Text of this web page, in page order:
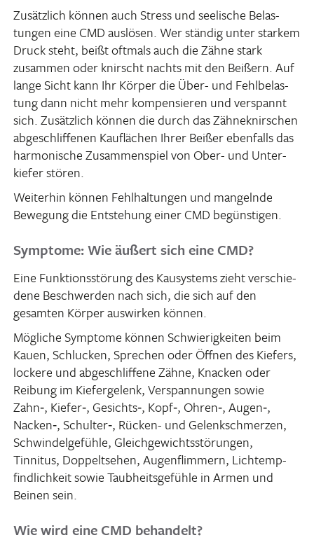
Zusätz­lich können auch Stress und seeli­sche Belas­
tungen eine CMD auslösen. Wer ständig unter starkem
Druck steht, beißt oftmals auch die Zähne stark
zusammen oder knirscht nachts mit den Beißern. Auf
lange Sicht kann Ihr Körper die Über- und Fehl­be­las­
tung dann nicht mehr kompen­sieren und verspannt
sich. Zusätz­lich können die durch das Zähne­knir­schen
abge­schlif­fenen Kauflä­chen Ihrer Beißer eben­falls das
harmo­ni­sche Zusam­men­spiel von Ober- und Unter­
kiefer stören.
Weiterhin können Fehl­hal­tungen und mangelnde
Bewe­gung die Entste­hung einer CMD begünstigen.
Symptome: Wie äußert sich eine CMD?
Eine Funk­ti­ons­stö­rung des Kausys­tems zieht verschie­
dene Beschwerden nach sich, die sich auf den
gesamten Körper auswirken können.
Mögliche Symptome können Schwie­rig­keiten beim
Kauen, Schlu­cken, Spre­chen oder Öffnen des Kiefers,
lockere und abge­schlif­fene Zähne, Knacken oder
Reibung im Kiefer­ge­lenk, Verspan­nungen sowie
Zahn‑, Kiefer‑, Gesichts‑, Kopf‑, Ohren‑, Augen‑,
Nacken‑, Schulter‑, Rücken- und Gelenk­schmerzen,
Schwin­del­ge­fühle, Gleich­ge­wichts­stö­rungen,
Tinnitus, Doppelt­sehen, Augen­flim­mern, Licht­emp­
find­lich­keit sowie Taub­heits­ge­fühle in Armen und
Beinen sein.
Wie wird eine CMD behandelt?